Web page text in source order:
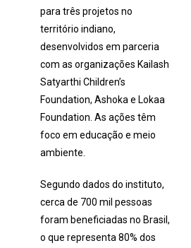
para três projetos no
território indiano,
desenvolvidos em parceria
com as organizações Kailash
Satyarthi Children’s
Foundation, Ashoka e Lokaa
Foundation. As ações têm
foco em educação e meio
ambiente.
Segundo dados do instituto,
cerca de 700 mil pessoas
foram beneficiadas no Brasil,
o que representa 80% dos